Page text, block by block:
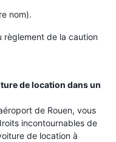
nom).
règlement de la caution
de location dans un
de Rouen, vous
incontournables de
de location à